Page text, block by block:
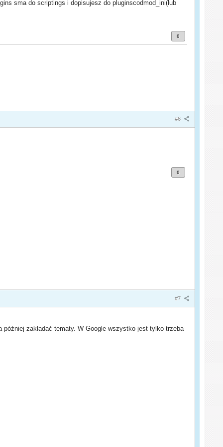
sma do scriptings i dopisujesz do pluginscodmod_ini(lub
0
#6
0
#7
zakładać tematy. W Google wszystko jest tylko trzeba